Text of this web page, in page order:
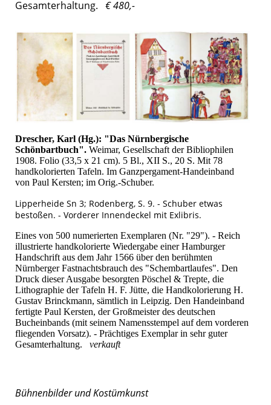
Gesamterhaltung. € 480,-
Drescher, Karl (Hg.): "Das Nürnbergische
Schönbartbuch". Weimar, Gesellschaft der Bibliophilen
1908. Folio (33,5 x 21 cm). 5 Bl., XII S., 20 S. Mit 78
handkolorierten Tafeln. Im Ganzpergament-Handeinband
von Paul Kersten; im Orig.-Schuber.
Lipperheide Sn 3; Rodenberg, S. 9. - Schuber etwas
bestoßen. - Vorderer Innendeckel mit Exlibris.
Eines von 500 numerierten Exemplaren (Nr. "29"). - Reich
illustrierte handkolorierte Wiedergabe einer Hamburger
Handschrift aus dem Jahr 1566 über den berühmten
Nürnberger Fastnachtsbrauch des "Schembartlaufes". Den
Druck dieser Ausgabe besorgten Pöschel & Trepte, die
Lithographie der Tafeln H. F. Jütte, die Handkolorierung H.
Gustav Brinckmann, sämtlich in Leipzig. Den Handeinband
fertigte Paul Kersten, der Großmeister des deutschen
Bucheinbands (mit seinem Namensstempel auf dem vorderen
fliegenden Vorsatz). - Prächtiges Exemplar in sehr guter
Gesamterhaltung. verkauft
Bühnenbilder und Kostümkunst